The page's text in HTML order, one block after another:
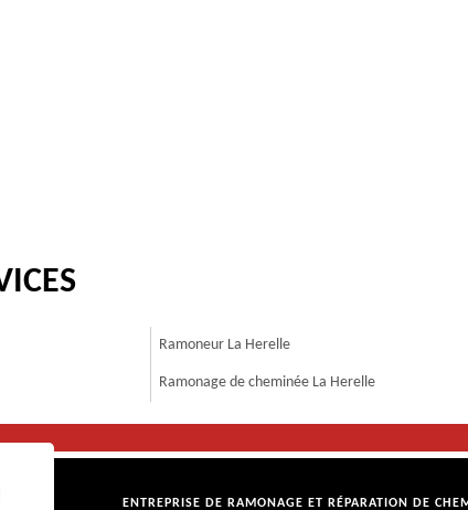
Ramoneur La Herelle
Ramonage de cheminée La Herelle
ENTREPRISE DE RAMONAGE ET RÉPARATION DE